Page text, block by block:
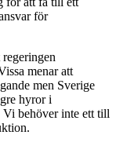
för
menar att
men Sverige
hyror i
behöver inte ett till